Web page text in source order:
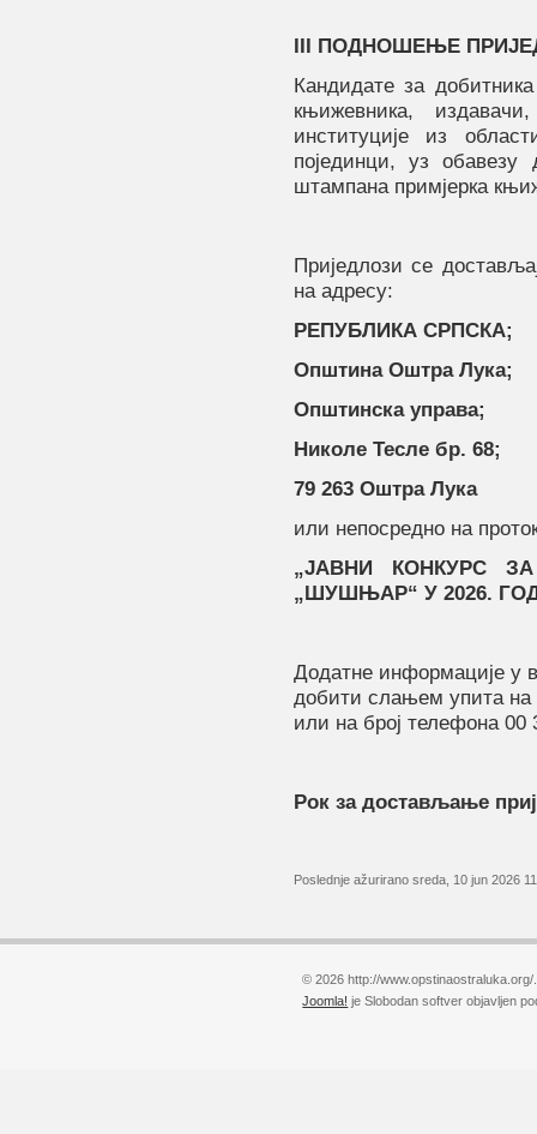
III ПОДНОШЕЊЕ
Кандидате за
књижевника,
институције из
појединци, уз обавезу
штампана примјерка
Приједлози се
на адресу:
РЕПУБЛИКА СРПСКА;
Општина Оштра Лука;
Општинска управа;
Николе Тесле бр. 68;
79 263 Оштра Лука
или непосредно на
„ЈАВНИ КОНКУРС
„ШУШЊАР“ У 2026.
Додатне информације у
добити слањем упита на
или на број телефона 00
Рок за достављање
Poslednje ažurirano sreda, 10 jun 2026
© 2026 http://
Joomla! je Slobodan softver objavljen